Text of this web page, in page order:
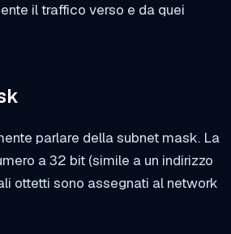
il traffico verso e da quei
parlare della subnet mask. La
a 32 bit (simile a un indirizzo
ottetti sono assegnati al network